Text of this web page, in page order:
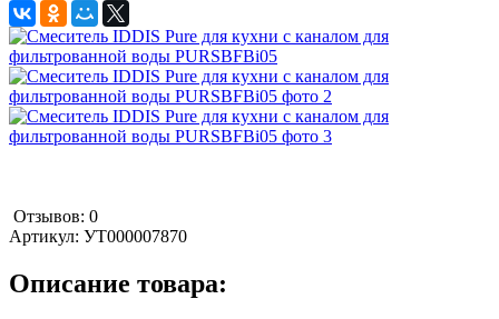
Отзывов: 0
Артикул: УТ000007870
Описание товара: